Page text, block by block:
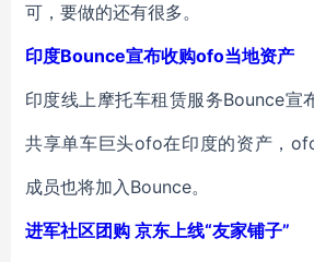
可，要做的还有很多。
印度Bounce宣布收购ofo当地资产
印度线上摩托车租赁服务Bounce宣
共享单车巨头ofo在印度的资产，
成员也将加入Bounce。
进军社区团购 京东上线“友家铺子”